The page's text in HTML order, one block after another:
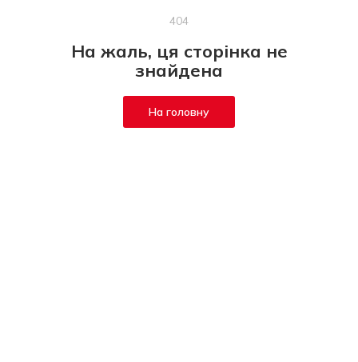
404
На жаль, ця сторінка не
знайдена
На головну